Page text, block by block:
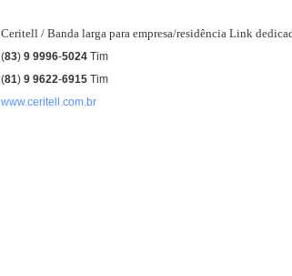
Ceritell / Banda larga para empresa/residência Link
(83) 9 9996-5024 Tim
(81) 9 9622-6915 Tim
www.ceritell.com.br